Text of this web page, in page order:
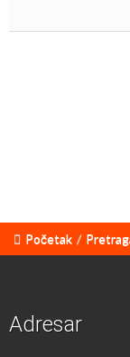
Početak /
Adresar